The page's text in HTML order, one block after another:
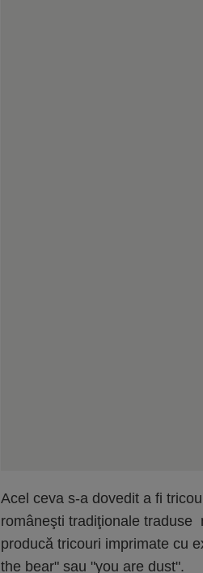
Acel ceva s-a dovedit a fi
româneşti tradiţionale traduse
producă tricouri imprimate cu
the bear" sau "you are dust".